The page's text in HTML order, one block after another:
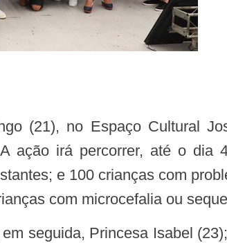
ação irá percorrer, até o dia
e 100 crianças com
com microcefalia ou